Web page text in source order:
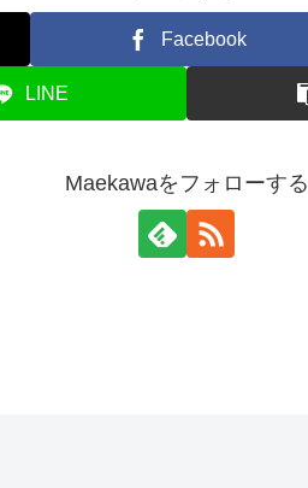
Facebook
LINE
Maekawaをフォローする